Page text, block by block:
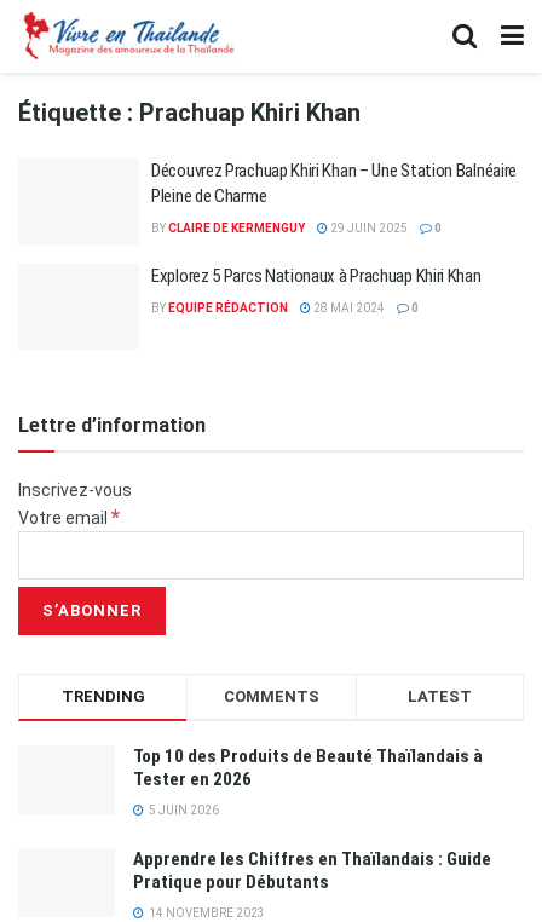
Étiquette : Prachuap Khiri Khan
Découvrez Prachuap Khiri Khan – Une Station Balnéaire
Pleine de Charme
BYCLAIRE DE KERMENGUY 29 JUIN 2025 0
Explorez 5 Parcs Nationaux à Prachuap Khiri Khan
BY EQUIPE RÉDACTION 28 MAI 2024 0
Lettre d’information
Inscrivez-vous
Votre email *
TRENDING COMMENTS LATEST
Top 10 des Produits de Beauté Thaïlandais à
Tester en 2026
5 JUIN 2026
Apprendre les Chiffres en Thaïlandais : Guide
Pratique pour Débutants
14 NOVEMBRE 2023